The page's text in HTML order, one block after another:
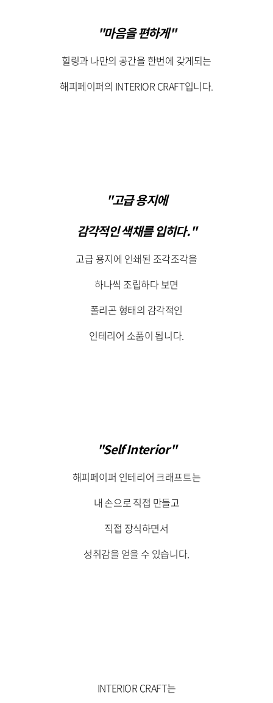
"마음을 편하게"
힐링과 나만의 공간을 한번에 갖게되는
해피페이퍼의 INTERIOR CRAFT입니다.
"고급 용지에
감각적인 색채를 입히다."
고급 용지에 인쇄된 조각조각을
하나씩 조립하다 보면
폴리곤 형태의 감각적인
인테리어 소품이 됩니다.
"Self Interior"
해피페이퍼 인테리어 크래프트는
내 손으로 직접 만들고
직접 장식하면서
성취감을 얻을 수 있습니다.
INTERIOR CRAFT는